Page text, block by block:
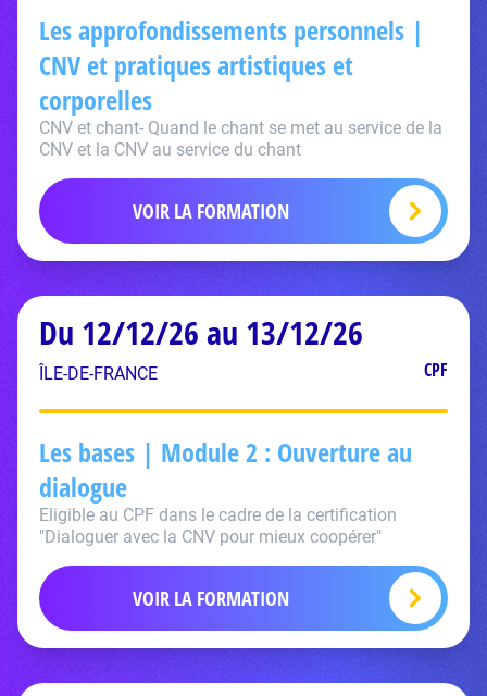
Les approfondissements personnels |
CNV et pratiques artistiques et
corporelles
CNV et chant- Quand le chant se met au service de la
CNV et la CNV au service du chant
VOIR LA FORMATION
Du 12/12/26 au 13/12/26
ÎLE-DE-FRANCE CPF
Les bases | Module 2 : Ouverture au
dialogue
Eligible au CPF dans le cadre de la certification
"Dialoguer avec la CNV pour mieux coopérer"
VOIR LA FORMATION